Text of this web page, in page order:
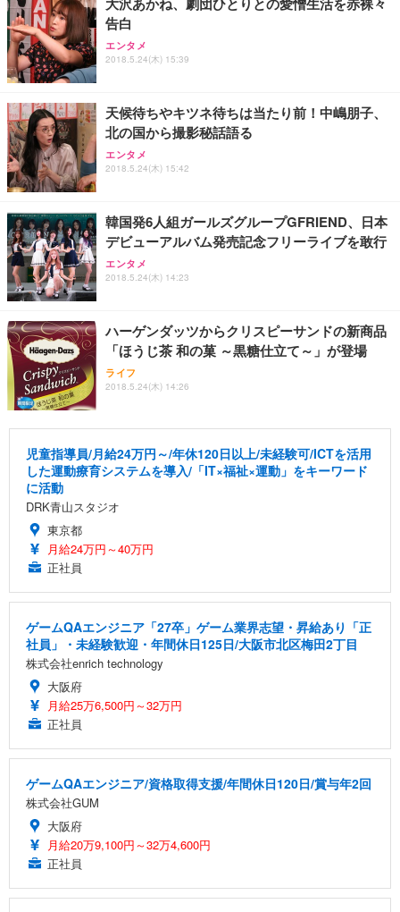
告白
エンタメ
2018.5.24(木) 15:39
天候待ちやキツネ待ちは当たり前！中嶋朋子、
北の国から撮影秘話語る
エンタメ
2018.5.24(木) 15:42
韓国発6人組ガールズグループGFRIEND、日本
デビューアルバム発売記念フリーライブを敢行
エンタメ
2018.5.24(木) 14:23
ハーゲンダッツからクリスピーサンドの新商品
「ほうじ茶 和の菓 ～黒糖仕立て～」が登場
ライフ
2018.5.24(木) 14:26
児童指導員/月給24万円～/年休120日以上/未経験可/ICTを活用
した運動療育システムを導入/「IT×福祉×運動」をキーワード
に活動
DRK青山スタジオ
東京都
月給24万円～40万円
正社員
ゲームQAエンジニア「27卒」ゲーム業界志望・昇給あり「正
社員」・未経験歓迎・年間休日125日/大阪市北区梅田2丁目
株式会社enrich technology
大阪府
月給25万6,500円～32万円
正社員
ゲームQAエンジニア/資格取得支援/年間休日120日/賞与年2回
株式会社GUM
大阪府
月給20万9,100円～32万4,600円
正社員